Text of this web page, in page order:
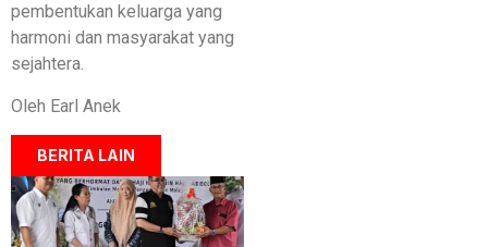
pembentukan keluarga yang
harmoni dan masyarakat yang
sejahtera.
Oleh Earl Anek
BERITA LAIN